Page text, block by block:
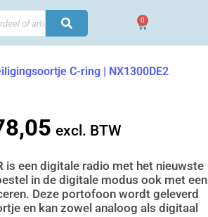
0
Winkelwagen
C-ring | NX1300DE2
Huidige
is:
€ 2.078,05.
excl. BTW
is een digitale radio met het nieuwste
in de digitale modus ook met een
Deze portofoon wordt geleverd
en kan zowel analoog als digitaal